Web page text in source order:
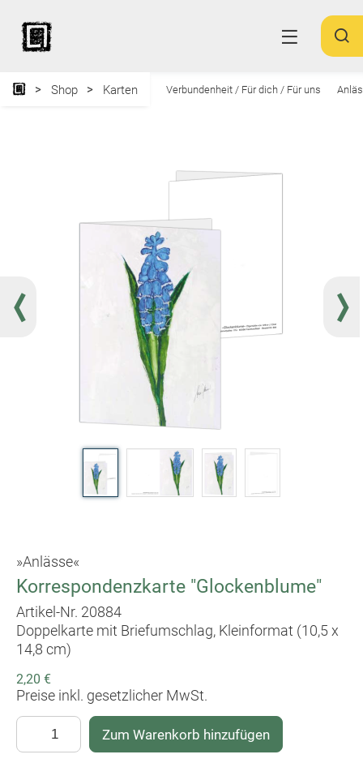
Shop Karten Verbundenheit / Für dich / Für uns
»Anlässe«
Korrespondenzkarte "Glockenblume"
Artikel-Nr. 20884
Doppelkarte mit Briefumschlag, Kleinformat (10,5 x
14,8 cm)
2,20 €
Preise inkl. gesetzlicher MwSt.
Zum Warenkorb hinzufügen